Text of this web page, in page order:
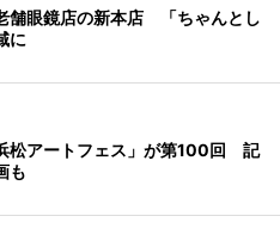
舗眼鏡店の新本店 「ちゃんとし
に
松アートフェス」が第100回 記
も